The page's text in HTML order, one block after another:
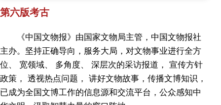
第六版考古
《中国文物报》由国家文物局主管，中国文物报社
主办。坚持正确导向，服务大局，对文物事业进行全方
位、 宽领域、 多角度、 深层次的采访报道， 宣传方针
政策， 透视热点问题， 讲好文物故事，传播文博知识，
已成为全国文博工作的信息源和交流平台，公众感知中